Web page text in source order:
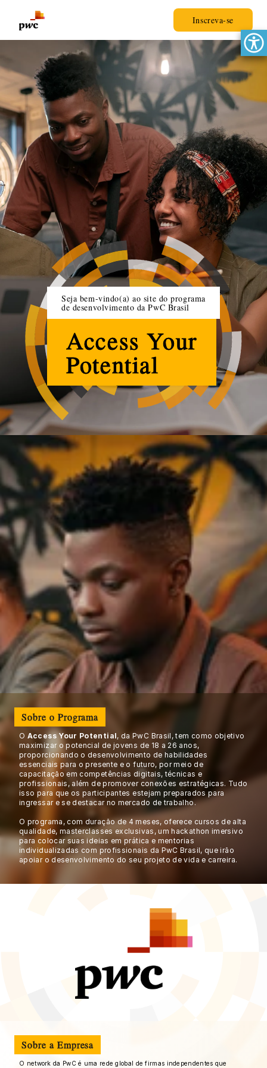
Inscreva-se
Seja bem-vindo(a) ao site do programa
de desenvolvimento da PwC Brasil
Access Your
Potential
Sobre o Programa
O Access Your Potential, da PwC Brasil, tem como objetivo
maximizar o potencial de jovens de 18 a 26 anos,
proporcionando o desenvolvimento de habilidades
essenciais para o presente e o futuro, por meio de
capacitação em competências digitais, técnicas e
profissionais, além de promover conexões estratégicas. Tudo
isso para que os participantes estejam preparados para
ingressar e se destacar no mercado de trabalho.
O programa, com duração de 4 meses, oferece cursos de alta
qualidade, masterclasses exclusivas, um hackathon imersivo
para colocar suas ideias em prática e mentorias
individualizadas com profissionais da PwC Brasil, que irão
apoiar o desenvolvimento do seu projeto de vida e carreira.
Sobre a Empresa
O network da PwC é uma rede global de firmas independentes que